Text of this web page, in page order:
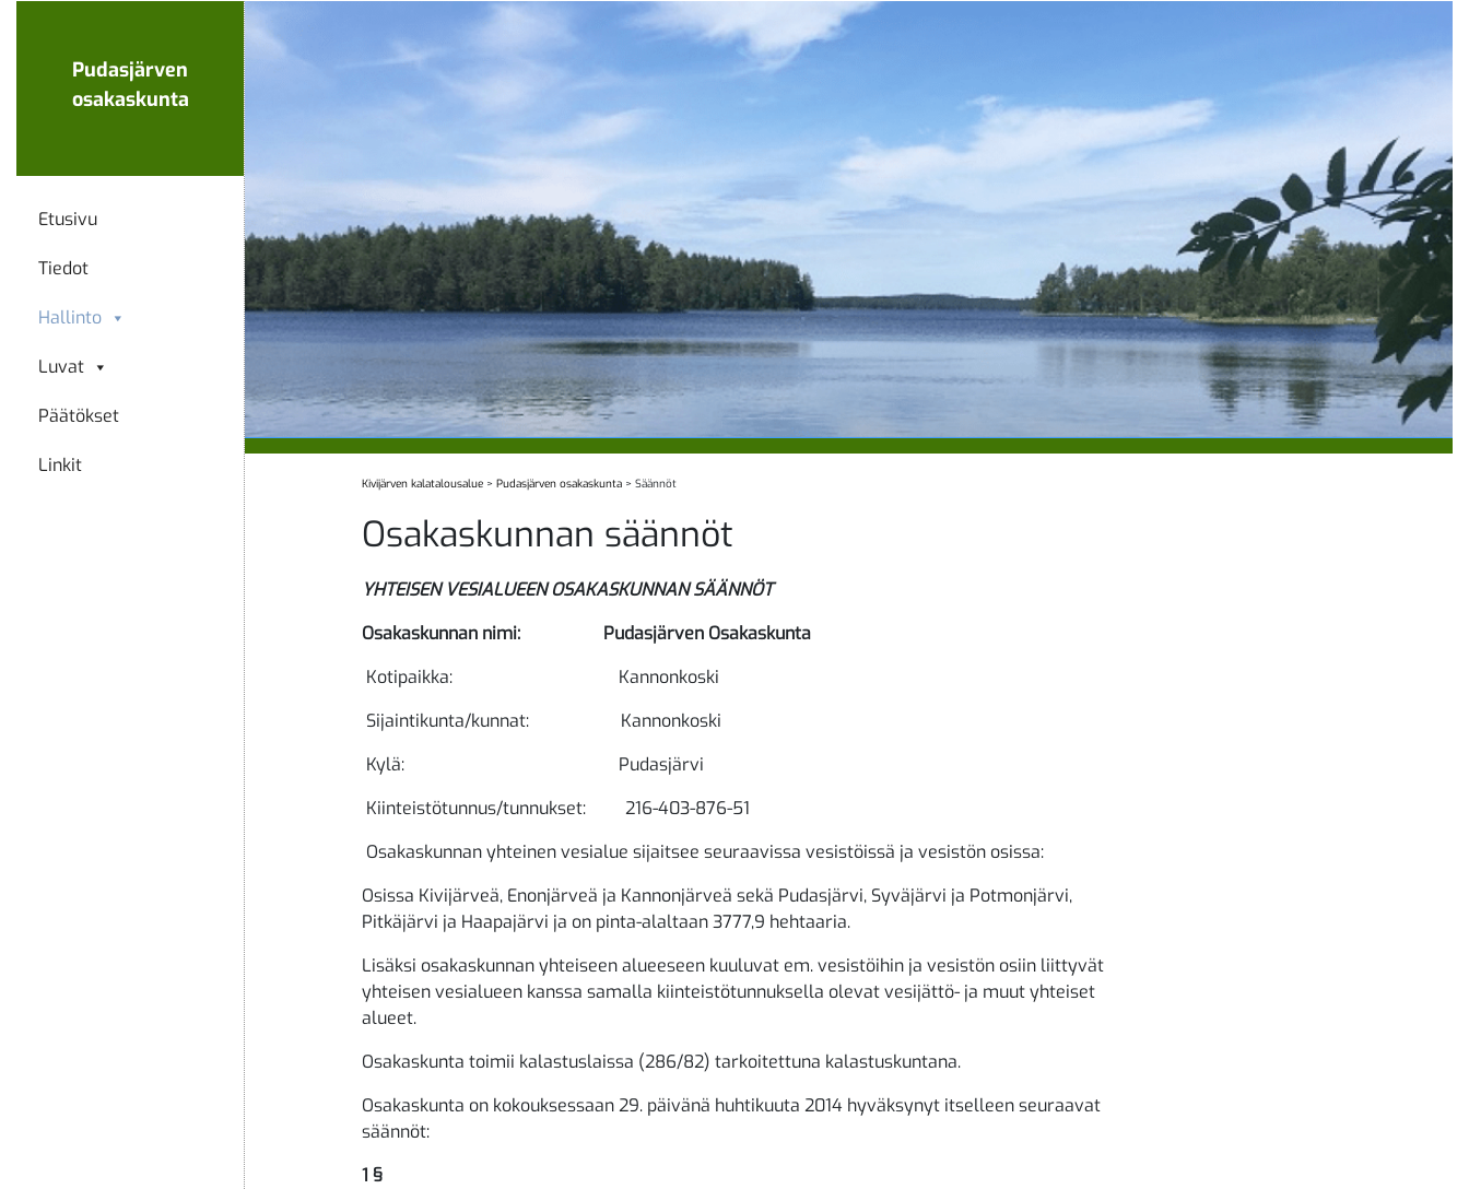
Pudasjärven
osakaskunta
Etusivu
Tiedot
Hallinto
Luvat
Päätökset
Linkit
Kivijärven kalatalousalue >Pudasjärven osakaskunta >Säännöt
Osakaskunnan säännöt
YHTEISEN VESIALUEEN OSAKASKUNNAN SÄÄNNÖT
Osakaskunnan nimi: Pudasjärven Osakaskunta
Kotipaikka: Kannonkoski
Sijaintikunta/kunnat: Kannonkoski
Kylä: Pudasjärvi
Kiinteistötunnus/tunnukset: 216-403-876-51
Osakaskunnan yhteinen vesialue sijaitsee seuraavissa vesistöissä ja vesistön osissa:
Osissa Kivijärveä, Enonjärveä ja Kannonjärveä sekä Pudasjärvi, Syväjärvi ja Potmonjärvi,
Pitkäjärvi ja Haapajärvi ja on pinta-alaltaan 3777,9 hehtaaria.
Lisäksi osakaskunnan yhteiseen alueeseen kuuluvat em. vesistöihin ja vesistön osiin liittyvät
yhteisen vesialueen kanssa samalla kiinteistötunnuksella olevat vesijättö- ja muut yhteiset
alueet.
Osakaskunta toimii kalastuslaissa (286/82) tarkoitettuna kalastuskuntana.
Osakaskunta on kokouksessaan 29. päivänä huhtikuuta 2014 hyväksynyt itselleen seuraavat
säännöt:
1 §